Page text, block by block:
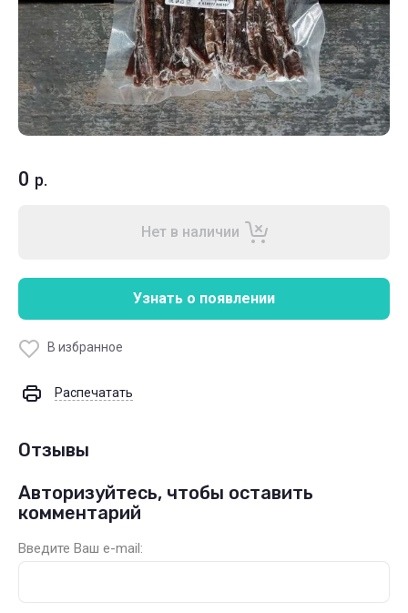
0 р.
Нет в наличии
Узнать о появлении
В избранное
Распечатать
Отзывы
Авторизуйтесь, чтобы оставить
комментарий
Введите Ваш e-mail: